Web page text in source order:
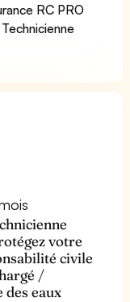
RC PRO
votre
civile
/
des eaux